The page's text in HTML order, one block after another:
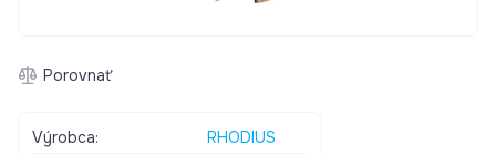
Porovnať
Výrobca:
RHODIUS